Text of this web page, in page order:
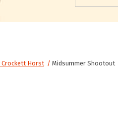
Crockett Horst / Midsummer Shootout